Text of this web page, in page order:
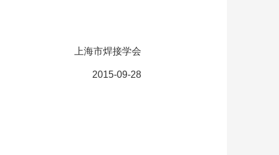
上海市焊接学会
2015-09-28